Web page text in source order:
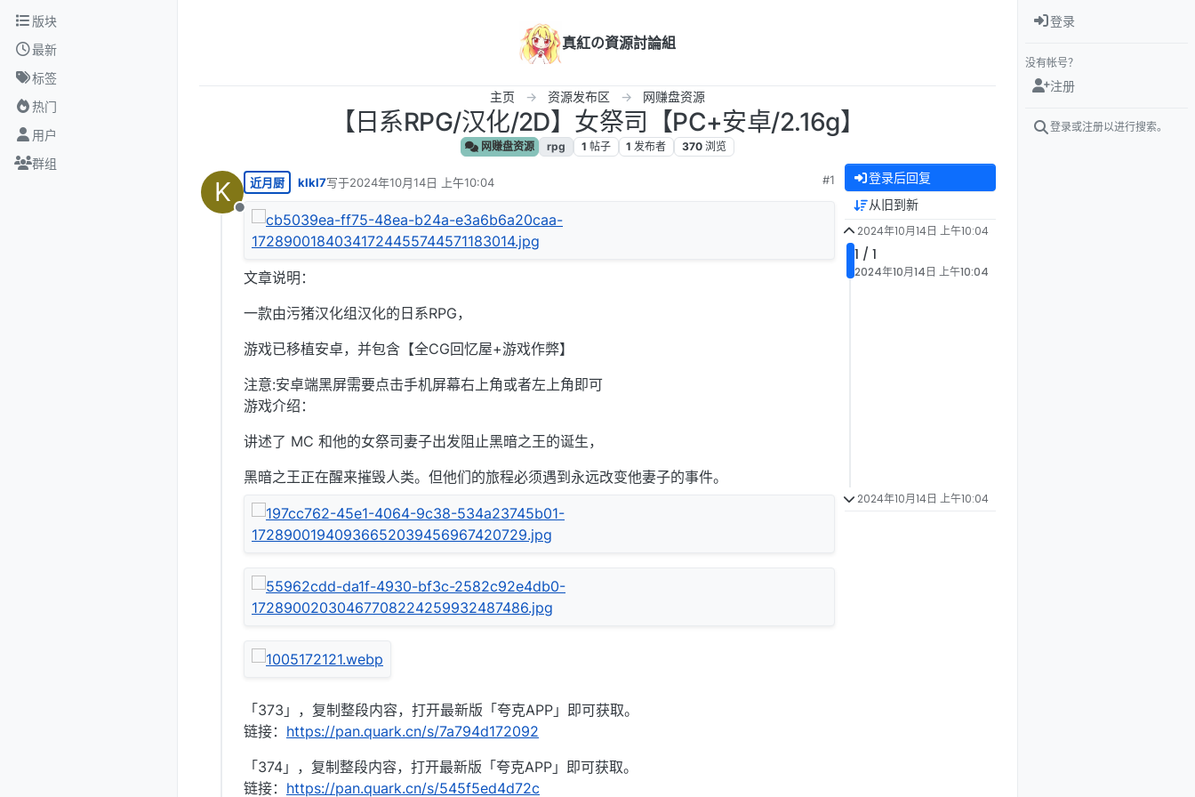
跳转至内容
版块
最新
标签
热门
用户
群组
真紅の資源討論組
主页 资源发布区 网赚盘资源
【日系RPG/汉化/2D】女祭司【PC+安卓/2.16g】
网赚盘资源 rpg 1 帖子 1 发布者 370 浏览
K
离线
近月厨 klkl7写于2024年10月14日 上午10:04
最后由 编辑
#1
文章说明：
一款由污猪汉化组汉化的日系RPG，
游戏已移植安卓，并包含【全CG回忆屋+游戏作弊】
注意:安卓端黑屏需要点击手机屏幕右上角或者左上角即可
游戏介绍：
讲述了 MC 和他的女祭司妻子出发阻止黑暗之王的诞生，
黑暗之王正在醒来摧毁人类。但他们的旅程必须遇到永远改变他妻子的事件。
「373」，复制整段内容，打开最新版「夸克APP」即可获取。
链接： https://pan.quark.cn/s/7a794d172092
「374」，复制整段内容，打开最新版「夸克APP」即可获取。
链接： https://pan.quark.cn/s/545f5ed4d72c
登录后回复
从旧到新
2024年10月14日 上午10:04
1 / 1
2024年10月14日 上午10:04
2024年10月14日 上午10:04
登录
没有帐号？
注册
登录或注册以进行搜索。